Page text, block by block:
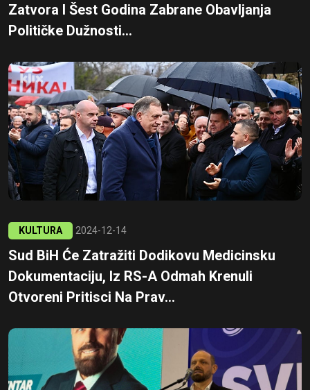
Zatvora I Šest Godina Zabrane Obavljanja
Političke Dužnosti...
KULTURA 2024-12-14
Sud BiH Će Zatražiti Dodikovu Medicinsku
Dokumentaciju, Iz RS-A Odmah Krenuli
Otvoreni Pritisci Na Prav...